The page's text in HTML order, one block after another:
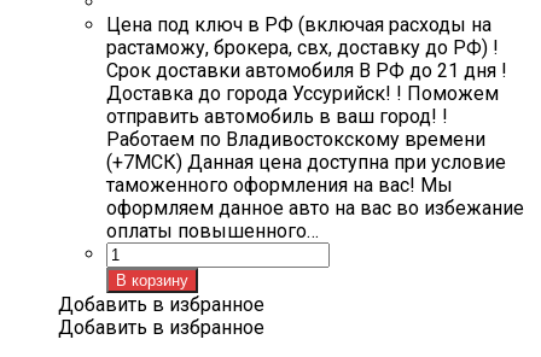
Цена под ключ в РФ (включая расходы на
растаможу, брокера, свх, доставку до РФ) !
Срок доставки автомобиля В РФ до 21 дня !
Доставка до города Уссурийск! ! Поможем
отправить автомобиль в ваш город! !
Работаем по Владивостокскому времени
(+7МСК) Данная цена доступна при условие
таможенного оформления на вас! Мы
оформляем данное авто на вас во избежание
оплаты повышенного…
Количество
товара
TOYOTA
RAV4
В корзину
Добавить в избранное
Добавить в избранное